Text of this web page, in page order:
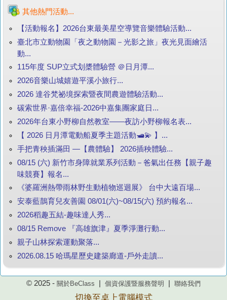
其他熱門活動...
【活動報名】2026台東最美星空導覽音樂體驗活動...
臺北市立動物園「夜之動物園－光影之旅」夜光見面繪活
動...
115年度 SUP立式划槳體驗營 ＠日月潭...
2026音樂山城嬉遊平溪小旅行...
2026 達谷梵祕境探索暨夜間農遊體驗活動...
碳索世界·嘉倍幸福-2026中嘉集團家庭日...
2026年台東小野柳自然教室——夜訪小野柳報名表...
【 2026 日月潭電動船夏季主題活動🛥️💫 】...
手把青秧插滿田 —【農體驗】 2026插秧體驗...
08/15 (六) 新竹市身障就業系列活動－爸氣出任務【親子趣
味競賽】報名...
《婆羅洲熱帶雨林野生動植物巡迴展》 台中大遠百場...
安泰藍鵲育兒友善園 08/01(六)~08/15(六) 預約報名...
2026稻趣五結-趣味達人秀...
08/15 Remove 『高雄旗津』夏季淨灘行動...
親子山林探索運動聚落...
2026.08.15 哈瑪星歷史建築廊道-戶外走讀...
© 2025 - 關於BeClass 個資保護暨服務聲明 聯絡我們
切換至桌上電腦模式